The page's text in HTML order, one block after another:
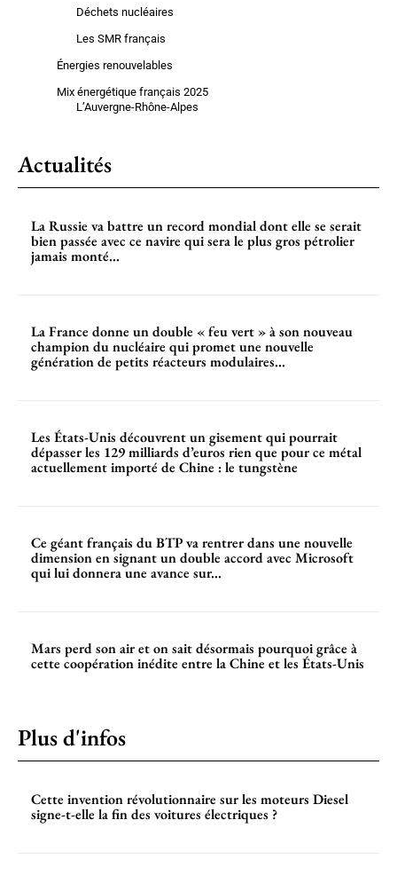
Déchets nucléaires
Les SMR français
Énergies renouvelables
Mix énergétique français 2025
L’Auvergne-Rhône-Alpes
Actualités
La Russie va battre un record mondial dont elle se serait
bien passée avec ce navire qui sera le plus gros pétrolier
jamais monté...
La France donne un double « feu vert » à son nouveau
champion du nucléaire qui promet une nouvelle
génération de petits réacteurs modulaires...
Les États-Unis découvrent un gisement qui pourrait
dépasser les 129 milliards d’euros rien que pour ce métal
actuellement importé de Chine : le tungstène
Ce géant français du BTP va rentrer dans une nouvelle
dimension en signant un double accord avec Microsoft
qui lui donnera une avance sur...
Mars perd son air et on sait désormais pourquoi grâce à
cette coopération inédite entre la Chine et les États-Unis
Plus d'infos
Cette invention révolutionnaire sur les moteurs Diesel
signe-t-elle la fin des voitures électriques ?